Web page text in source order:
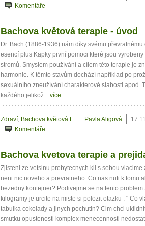
Komentáře
Bachova květová terapie - úvod
Dr. Bach (1886-1936) nám díky svému
esencí plus Kapky první pomoci které jsou
stromů. Smyslem používání a cílem této terapie je
harmonie. K těmto stavům dochází například po
sexuálního zneužívání charakterové slabosti apod.
každého jelikož... více
Zdraví, Bachova květová t... Pavla Aligová
Komentáře
Bachova kvetova terapie a
Zjisteni ze vetsinu prebytecnych kil s sebou
neni nic noveho a prevratneho. Co nas nuti k tomu
bezedny kontejner? Podivejme se na tento
kilogramy je urcite na miste si polozit otazku : " Co
tabulka cokolady a jinych pochutin? Cim chci
smutku opustenosti komplex menecennosti